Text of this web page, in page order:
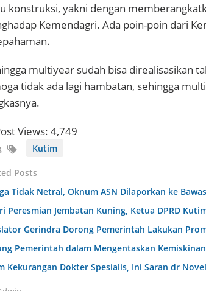
konstruksi, yakni dengan
Kemendagri. Ada poin-poin dari
multiyear sudah bisa direalisasikan
tidak ada lagi hambatan, sehingga
Views: 4,749
Kutim
Posts
Tidak Netral, Oknum ASN Dilaporkan ke
Peresmian Jembatan Kuning, Ketua DPRD
Gerindra Dorong Pemerintah Lakukan
Pemerintah dalam Mengentaskan
Kekurangan Dokter Spesialis, Ini Saran dr